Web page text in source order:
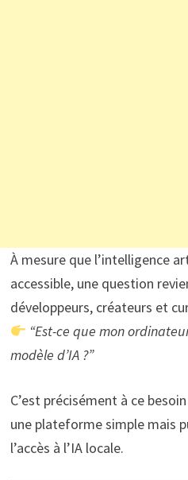
À mesure que l’intelligence
accessible, une question
développeurs, créateurs et
“Est-ce que mon
modèle d’IA ?”
C’est précisément à ce
une plateforme simple mais
l’accès à l’IA locale.